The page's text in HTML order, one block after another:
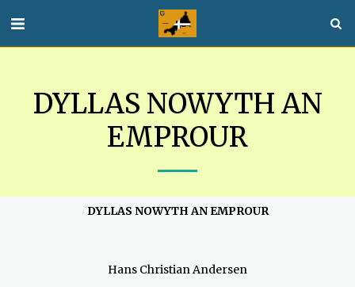
DYLLAS NOWYTH AN
EMPROUR
DYLLAS NOWYTH AN EMPROUR
Hans Christian Andersen